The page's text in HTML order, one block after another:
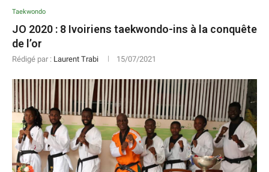
Taekwondo
JO 2020 : 8 Ivoiriens taekwondo-ins à la conquête
de l’or
Rédigé par : Laurent Trabi 15/07/2021